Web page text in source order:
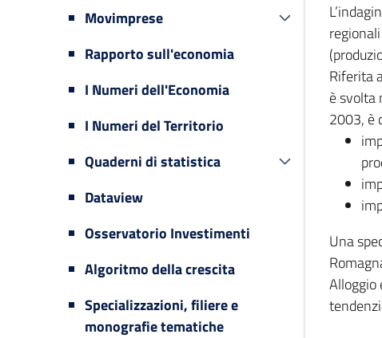
Movimprese
Rapporto sull'economia
I Numeri dell'Economia
I Numeri del Territorio
Quaderni di statistica
Dataview
Osservatorio Investimenti
Algoritmo della crescita
Specializzazioni, filiere e
monografie tematiche
Riferita
è svolta
2003, è
Una
Alloggio